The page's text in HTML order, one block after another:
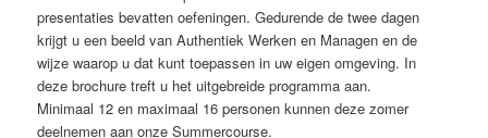
presentaties bevatten oefeningen. Gedurende de twee dagen
krijgt u een beeld van Authentiek Werken en Managen en de
wijze waarop u dat kunt toepassen in uw eigen omgeving. In
deze brochure treft u het uitgebreide programma aan.
Minimaal 12 en maximaal 16 personen kunnen deze zomer
deelnemen aan onze Summercourse.